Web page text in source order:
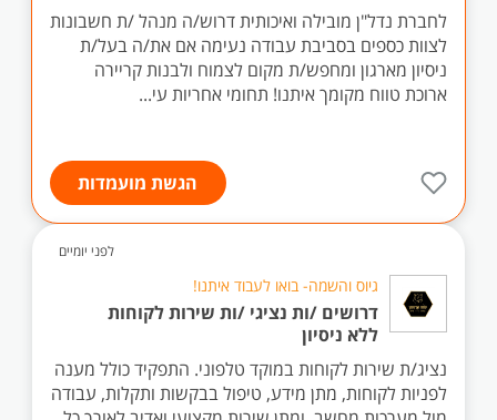
לחברת נדל"ן מובילה ואיכותית דרוש/ה מנהל /ת חשבונות
לצוות כספים בסביבת עבודה נעימה אם את/ה בעל/ת
ניסיון מארגון ומחפש/ת מקום לצמוח ולבנות קריירה
ארוכת טווח מקומך איתנו! תחומי אחריות עי...
הגשת מועמדות
לפני יומיים
גיוס והשמה- בואו לעבוד איתנו!
דרושים /ות נציגי /ות שירות לקוחות
ללא ניסיון
נציג/ת שירות לקוחות במוקד טלפוני. התפקיד כולל מענה
לפניות לקוחות, מתן מידע, טיפול בבקשות ותקלות, עבודה